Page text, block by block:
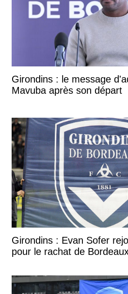
Girondins : le message
Mavuba après son départ
Girondins : Evan Sofer
pour le rachat de